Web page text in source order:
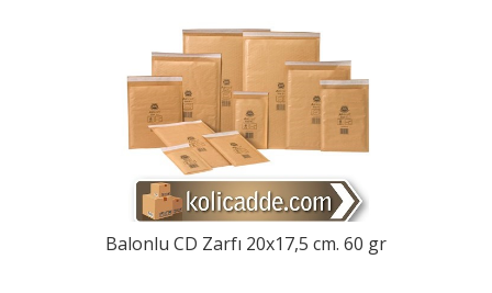
Balonlu CD Zarfı 20x17,5 cm. 60 gr